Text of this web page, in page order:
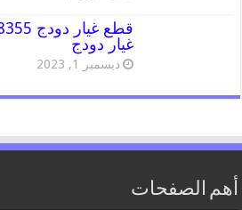
غيار دودج
ديسمبر 1, 2023
أهم الصفحات